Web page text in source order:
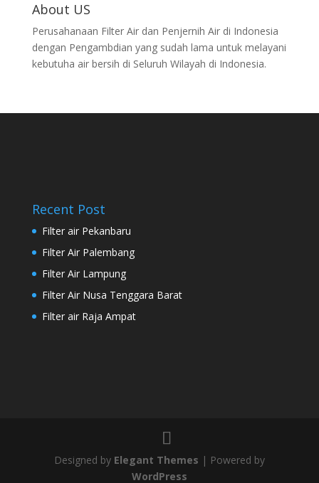
About US
Perusahanaan Filter Air dan Penjernih Air di Indonesia
dengan Pengambdian yang sudah lama untuk melayani
kebutuha air bersih di Seluruh Wilayah di Indonesia.
Recent Post
Filter air Pekanbaru
Filter Air Palembang
Filter Air Lampung
Filter Air Nusa Tenggara Barat
Filter air Raja Ampat
Designed by Elegant Themes | Powered by
WordPress